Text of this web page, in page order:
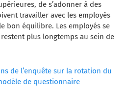
de s’adonner à des
travailler avec les employés
bon équilibre. Les employés se
plus longtemps au sein de
de l’enquête sur la rotation du
de questionnaire